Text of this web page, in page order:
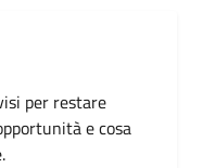
per restare
e cosa